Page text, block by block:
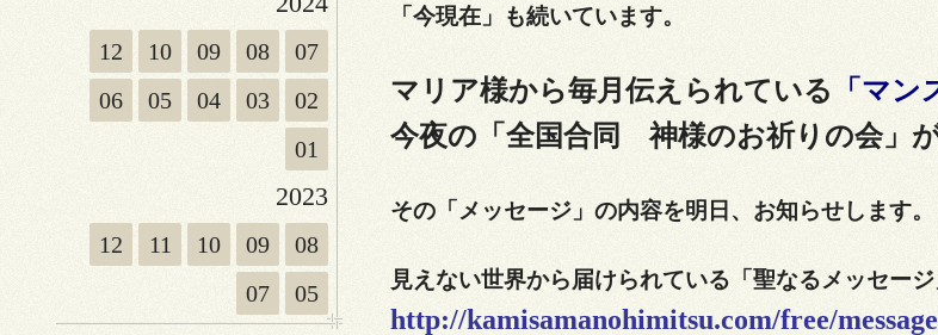
12 10 09 08
07
06
05 04 03
02
01
2023
12 11 10 09
08
07
05
「今現在」も続いています。
マリア様から毎月伝えられている 「マン
今夜の「全国合同 神様のお祈りの会」
その「メッセージ」の内容を明日、お知らせします。
見えない世界から届けられている「聖なるメッセー
http://kamisamanohimitsu.com/free/